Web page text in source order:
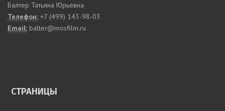
Балтер Татьяна Юрьевна
Телефон: +7 (499) 143-98-03
Email: balter@mosfilm.ru
СТРАНИЦЫ